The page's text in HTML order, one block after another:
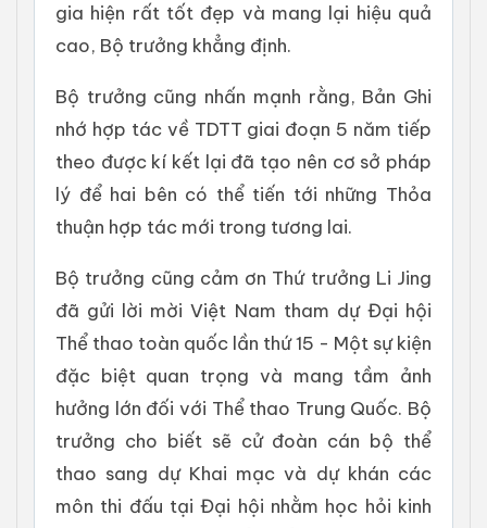
gia hiện rất tốt đẹp và mang lại hiệu quả
cao, Bộ trưởng khẳng định.
Bộ trưởng cũng nhấn mạnh rằng, Bản Ghi
nhớ hợp tác về TDTT giai đoạn 5 năm tiếp
theo được kí kết lại đã tạo nên cơ sở pháp
lý để hai bên có thể tiến tới những Thỏa
thuận hợp tác mới trong tương lai.
Bộ trưởng cũng cảm ơn Thứ trưởng Li Jing
đã gửi lời mời Việt Nam tham dự Đại hội
Thể thao toàn quốc lần thứ 15 - Một sự kiện
đặc biệt quan trọng và mang tầm ảnh
hưởng lớn đối với Thể thao Trung Quốc. Bộ
trưởng cho biết sẽ cử đoàn cán bộ thể
thao sang dự Khai mạc và dự khán các
môn thi đấu tại Đại hội nhằm học hỏi kinh